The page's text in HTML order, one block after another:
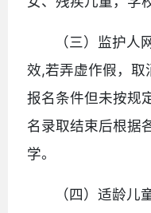
（三）监护人
效,若弄虚作假，取
报名条件但未按规
名录取结束后根据
学。
（四）适龄儿